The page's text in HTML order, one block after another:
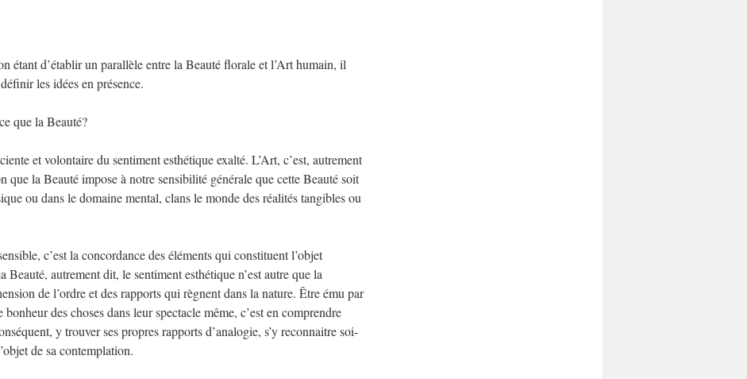
étant d’établir un parallèle entre la Beauté florale et l’Art humain, il
les idées en présence.
que la Beauté?
et volontaire du sentiment esthétique exalté. L’Art, c’est, autrement
que la Beauté impose à notre sensibilité générale que cette Beauté soit
ou dans le domaine mental, clans le monde des réalités tangibles ou
c’est la concordance des éléments qui constituent l’objet
Beauté, autrement dit, le sentiment esthétique n’est autre que la
de l’ordre et des rapports qui règnent dans la nature. Être ému par
des choses dans leur spectacle même, c’est en comprendre
y trouver ses propres rapports d’analogie, s’y reconnaitre soi-
de sa contemplation.